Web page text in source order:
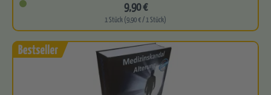
9,90 €
1 Stück (9,90 € / 1 Stück)